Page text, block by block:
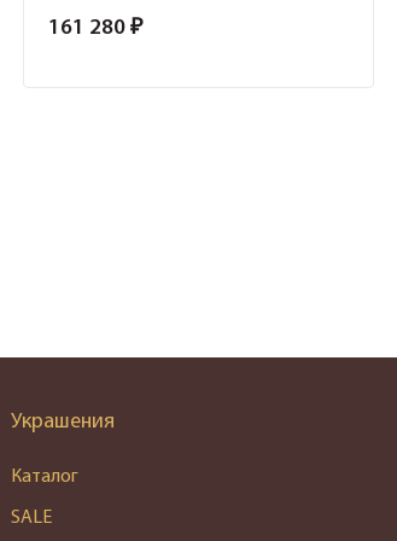
161 280 ₽
Украшения
Каталог
SALE